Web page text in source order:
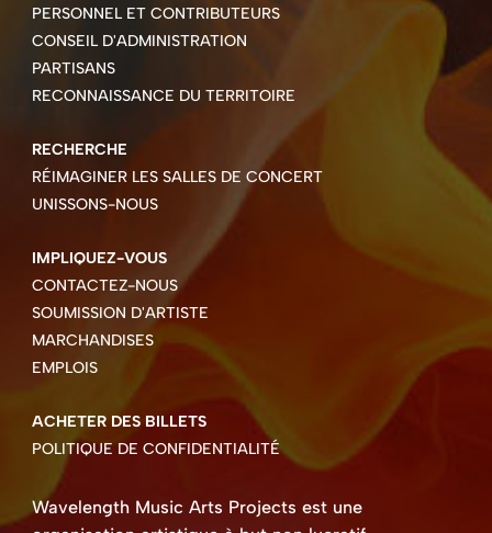
PERSONNEL ET CONTRIBUTEURS
CONSEIL D'ADMINISTRATION
PARTISANS
RECONNAISSANCE DU TERRITOIRE
RECHERCHE
RÉIMAGINER LES SALLES DE CONCERT
UNISSONS-NOUS
IMPLIQUEZ-VOUS
CONTACTEZ-NOUS
SOUMISSION D'ARTISTE
MARCHANDISES
EMPLOIS
ACHETER DES BILLETS
POLITIQUE DE CONFIDENTIALITÉ
Wavelength Music Arts Projects est une